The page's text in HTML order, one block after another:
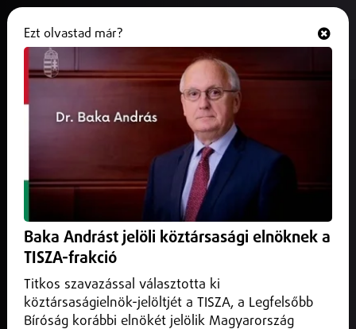
Végső nyughelyére helyezték a
katolikus egyházfőt
2025. április 27.Külföld
Végső nyughelyére helyezték Ferenc pápát Rómában, a
Ezt olvastad már?
Baka Andrást jelöli köztársasági elnöknek a
TISZA-frakció
Titkos szavazással választotta ki
köztársaságielnök-jelöltjét a TISZA, a Legfelsőbb
Bíróság korábbi elnökét jelölik Magyarország